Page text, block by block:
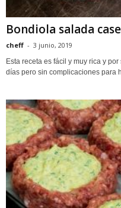
Bondiola salada
cheff - 3 junio, 2019
Esta receta es fácil y muy rica y
días pero sin complicaciones para